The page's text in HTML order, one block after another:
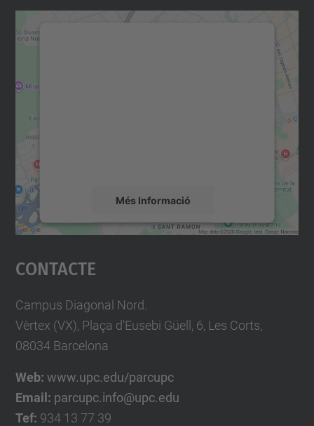
Més Informació
Accepta
powered by
Contacte
Campus Diagonal Nord.
Vèrtex (VX), Plaça d'Eusebi Güell, 6, Les Corts,
08034 Barcelona
Web: www.upc.edu/parcupc
Email: parcupc.info@upc.edu
Tef: 934 13 77 39